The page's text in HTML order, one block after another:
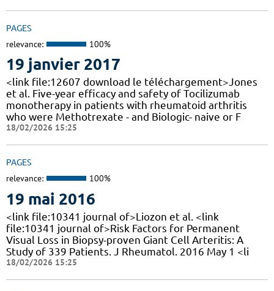
PAGES
relevance: 100%
19 janvier 2017
<link file:12607 download le téléchargement>Jones
et al. Five-year efficacy and safety of Tocilizumab
monotherapy in patients with rheumatoid arthritis
who were Methotrexate - and Biologic- naive or F
18/02/2026 15:25
PAGES
relevance: 100%
19 mai 2016
<link file:10341 journal of>Liozon et al. <link
file:10341 journal of>Risk Factors for Permanent
Visual Loss in Biopsy-proven Giant Cell Arteritis: A
Study of 339 Patients. J Rheumatol. 2016 May 1 <li
18/02/2026 15:25